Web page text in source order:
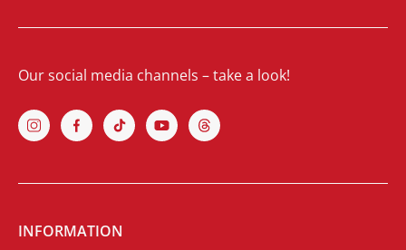
Our social media channels – take a look!
INFORMATION